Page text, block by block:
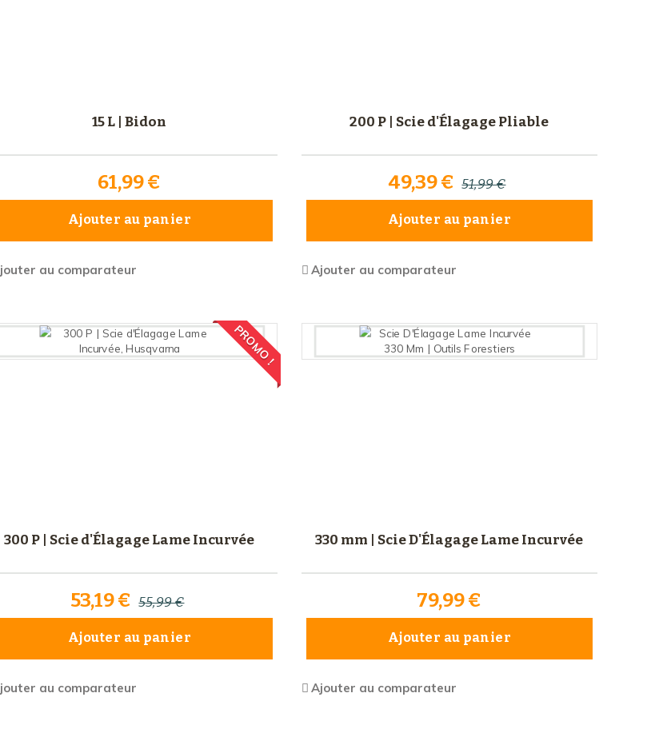
15 L | Bidon
61,99 €
Ajouter au panier
au comparateur
200 P | Scie d'Élagage Pliable
49,39 € 51,99 €
Ajouter au panier
Ajouter au comparateur
PROMO !
300 P | Scie d'Élagage Lame Incurvée
53,19 € 55,99 €
Ajouter au panier
au comparateur
330 mm | Scie D'Élagage Lame Incurvée
79,99 €
Ajouter au panier
Ajouter au comparateur